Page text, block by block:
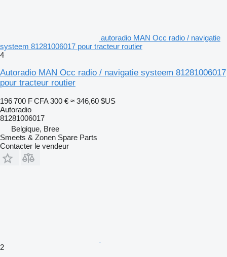
autoradio MAN Occ radio / navigatie
systeem 81281006017 pour tracteur routier
4
Autoradio MAN Occ radio / navigatie systeem 81281006017
pour tracteur routier
196 700 F CFA 300 € ≈ 346,60 $US
Autoradio
81281006017
Belgique, Bree
Smeets & Zonen Spare Parts
Contacter le vendeur
2